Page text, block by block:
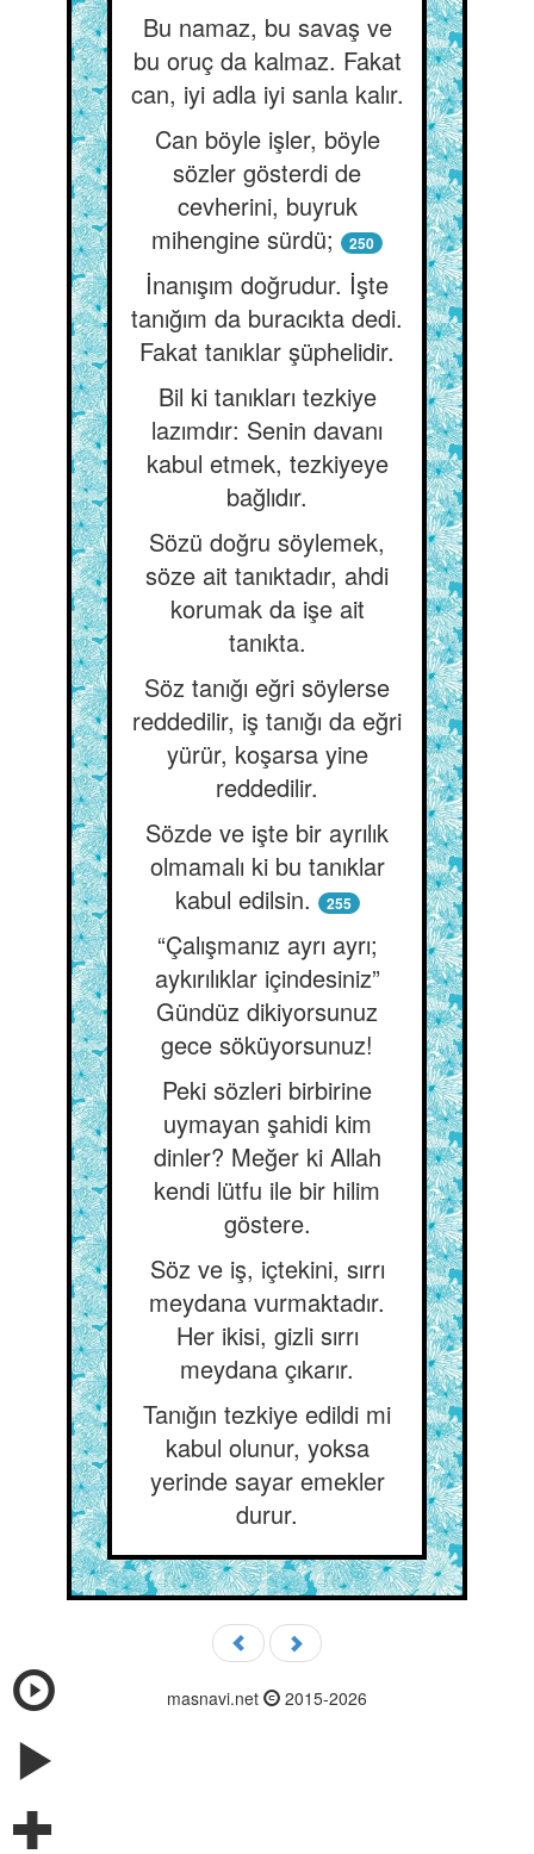
Bu namaz, bu savaş ve
bu oruç da kalmaz. Fakat
can, iyi adla iyi sanla kalır.
Can böyle işler, böyle
sözler gösterdi de
cevherini, buyruk
mihengine sürdü;
250
İnanışım doğrudur. İşte
tanığım da buracıkta dedi.
Fakat tanıklar şüphelidir.
Bil ki tanıkları tezkiye
lazımdır: Senin davanı
kabul etmek, tezkiyeye
bağlıdır.
Sözü doğru söylemek,
söze ait tanıktadır, ahdi
korumak da işe ait
tanıkta.
Söz tanığı eğri söylerse
reddedilir, iş tanığı da eğri
yürür, koşarsa yine
reddedilir.
Sözde ve işte bir ayrılık
olmamalı ki bu tanıklar
kabul edilsin.
255
“Çalışmanız ayrı ayrı;
aykırılıklar içindesiniz”
Gündüz dikiyorsunuz
gece söküyorsunuz!
Peki sözleri birbirine
uymayan şahidi kim
dinler? Meğer ki Allah
kendi lütfu ile bir hilim
göstere.
Söz ve iş, içtekini, sırrı
meydana vurmaktadır.
Her ikisi, gizli sırrı
meydana çıkarır.
Tanığın tezkiye edildi mi
kabul olunur, yoksa
yerinde sayar emekler
durur.
masnavi.net 2015-2026